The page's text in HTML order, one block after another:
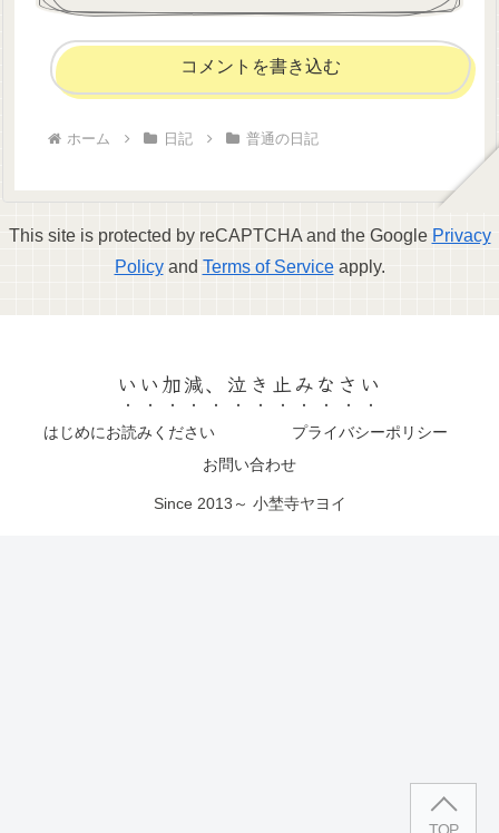
コメントを書き込む
ホーム 日記 普通の日記
This site is protected by reCAPTCHA and the Google Privacy
Policyand Terms of Serviceapply.
いい加減、泣き止みなさい
はじめにお読みください
プライバシーポリシー
お問い合わせ
Since 2013～ 小埜寺ヤヨイ